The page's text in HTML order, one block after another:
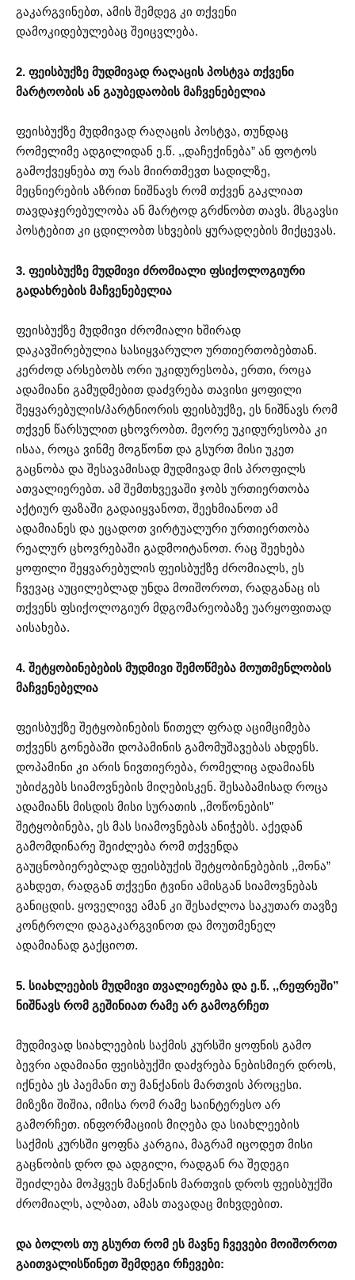
გაკარგვინებთ, ამის შემდეგ კი თქვენი
დამოკიდებულებაც შეიცვლება.
2. ფეისბუქზე მუდმივად რაღაცის პოსტვა თქვენი
მარტოობის ან გაუბედაობის მაჩვენებელია
ფეისბუქზე მუდმივად რაღაცის პოსტვა, თუნდაც
რომელიმე ადგილიდან ე.წ. ,,დაჩექინება” ან ფოტოს
გამოქვეყნება თუ რას მიირთმევთ სადილზე,
მეცნიერების აზრით ნიშნავს რომ თქვენ გაკლიათ
თავდაჯერებულობა ან მარტოდ გრძნობთ თავს. მსგავსი
პოსტებით კი ცდილობთ სხვების ყურადღების მიქცევას.
3. ფეისბუქზე მუდმივი ძრომიალი ფსიქოლოგიური
გადახრების მაჩვენებელია
ფეისბუქზე მუდმივი ძრომიალი ხშირად
დაკავშირებულია სასიყვარულო ურთიერთობებთან.
კერძოდ არსებობს ორი უკიდურესობა, ერთი, როცა
ადამიანი გამუდმებით დაძვრება თავისი ყოფილი
შეყვარებულის/პარტნიორის ფეისბუქზე, ეს ნიშნავს რომ
თქვენ წარსულით ცხოვრობთ. მეორე უკიდურესობა კი
ისაა, როცა ვინმე მოგწონთ და გსურთ მისი უკეთ
გაცნობა და შესავამისად მუდმივად მის პროფილს
ათვალიერებთ. ამ შემთხვევაში ჯობს ურთიერთობა
აქტიურ ფაზაში გადაიყვანოთ, შეეხმიანოთ ამ
ადამიანეს და ეცადოთ ვირტუალური ურთიერთობა
რეალურ ცხოვრებაში გადმოიტანოთ. რაც შეეხება
ყოფილი შეყვარებულის ფეისბუქზე ძრომიალს, ეს
ჩვევაც აუცილებლად უნდა მოიშოროთ, რადგანაც ის
თქვენს ფსიქოლოგიურ მდგომარეობაზე უარყოფითად
აისახება.
4. შეტყობინებების მუდმივი შემოწმება მოუთმენლობის
მაჩვენებელია
ფეისბუქზე შეტყობინების წითელ ფრად აციმციმება
თქვენს გონებაში დოპამინის გამომუშავებას ახდენს.
დოპამინი კი არის ნივთიერება, რომელიც ადამიანს
უბიძგებს სიამოვნების მიღებისკენ. შესაბამისად როცა
ადამიანს მისდის მისი სურათის ,,მოწონების”
შეტყობინება, ეს მას სიამოვნებას ანიჭებს. აქედან
გამომდინარე შეიძლება რომ თქვენდა
გაუცნობიერებლად ფეისბუქის შეტყობინებების ,,მონა”
გახდეთ, რადგან თქვენი ტვინი ამისგან სიამოვნებას
განიცდის. ყოველივე ამან კი შესაძლოა საკუთარ თავზე
კონტროლი დაგაკარგვინოთ და მოუთმენელ
ადამიანად გაქციოთ.
5. სიახლეების მუდმივი თვალიერება და ე.წ. ,,რეფრეში”
ნიშნავს რომ გეშინიათ რამე არ გამოგრჩეთ
მუდმივად სიახლეების საქმის კურსში ყოფნის გამო
ბევრი ადამიანი ფეისბუქში დაძვრება ნებისმიერ დროს,
იქნება ეს პაემანი თუ მანქანის მართვის პროცესი.
მიზეზი შიშია, იმისა რომ რამე საინტერესო არ
გამორჩეთ. ინფორმაციის მიღება და სიახლეების
საქმის კურსში ყოფნა კარგია, მაგრამ იცოდეთ მისი
გაცნობის დრო და ადგილი, რადგან რა შედეგი
შეიძლება მოჰყვეს მანქანის მართვის დროს ფეისბუქში
ძრომიალს, ალბათ, ამას თავადაც მიხვდებით.
და ბოლოს თუ გსურთ რომ ეს მავნე ჩვევები მოიშოროთ
გაითვალისწინეთ შემდეგი რჩევები: